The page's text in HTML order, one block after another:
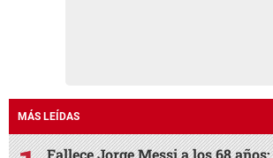
MÁS LEÍDAS
Fallece Jorge Messi a los 68